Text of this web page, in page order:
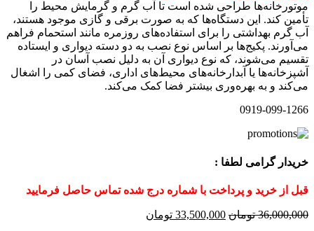
موتورخانه‌ها طراحی شده است تا آب گرم و گرمایش محیط را
تأمین کند. این دستگاه‌ها که به صورت برقی و گازی موجود هستند،
آب گرم بهداشتی را برای استفاده‌های روزمره مانند استحمام فراهم
می‌آورند. پکیج‌ها بر اساس نوع نصب به دو دسته دیواری و ایستاده
تقسیم می‌شوند، که نوع دیواری آن به دلیل نصب آسان در
آشپزخانه‌ها یا آبدارخانه‌های محیط‌های اداری، فضای کمی را اشغال
می‌کند و به بهره‌وری بیشتر فضا کمک می‌کند.
0919-099-1266
خریدار گرامی لطفا :
قبل از خرید و پرداخت با شماره درج شده تماس حاصل فرمایید
36,000,000 تومان قیمت
33,500,000 تومان